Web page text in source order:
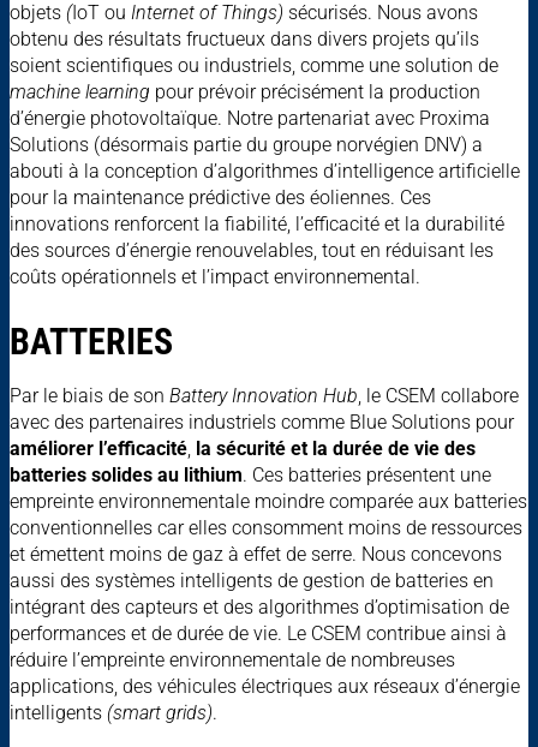
objets (IoT ou Internet of Things) sécurisés. Nous avons
obtenu des résultats fructueux dans divers projets qu’ils
soient scientifiques ou industriels, comme une solution de
machine learning pour prévoir précisément la production
d’énergie photovoltaïque. Notre partenariat avec Proxima
Solutions (désormais partie du groupe norvégien DNV) a
abouti à la conception d’algorithmes d’intelligence artificielle
pour la maintenance prédictive des éoliennes. Ces
innovations renforcent la fiabilité, l’efficacité et la durabilité
des sources d’énergie renouvelables, tout en réduisant les
coûts opérationnels et l’impact environnemental.
BATTERIES
Par le biais de son Battery Innovation Hub, le CSEM collabore
avec des partenaires industriels comme Blue Solutions pour
améliorer l’efficacité, la sécurité et la durée de vie des
batteries solides au lithium. Ces batteries présentent une
empreinte environnementale moindre comparée aux batteries
conventionnelles car elles consomment moins de ressources
et émettent moins de gaz à effet de serre. Nous concevons
aussi des systèmes intelligents de gestion de batteries en
intégrant des capteurs et des algorithmes d’optimisation de
performances et de durée de vie. Le CSEM contribue ainsi à
réduire l’empreinte environnementale de nombreuses
applications, des véhicules électriques aux réseaux d’énergie
intelligents (smart grids).